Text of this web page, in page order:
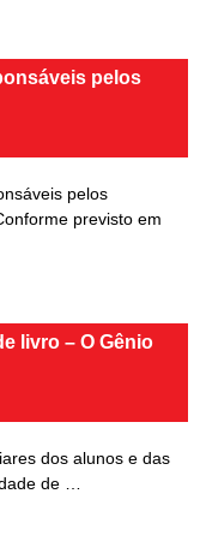
pelos
pelos
previsto em
livro – O Gênio
dos alunos e das
de …